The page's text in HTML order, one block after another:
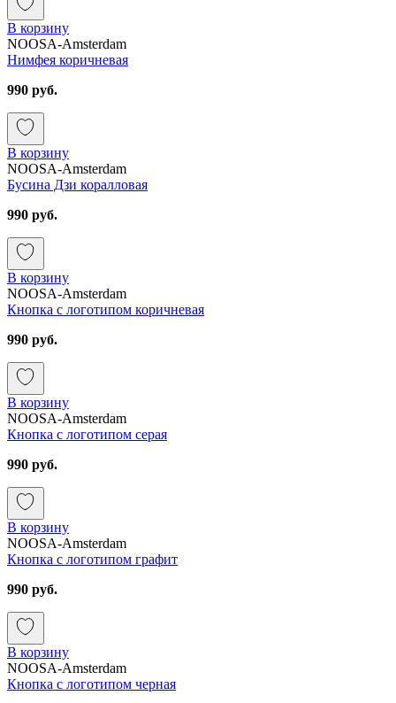
В корзину
NOOSA-Amsterdam
Нимфея коричневая
990 руб.
В корзину
NOOSA-Amsterdam
Бусина Дзи коралловая
990 руб.
В корзину
NOOSA-Amsterdam
Кнопка с логотипом коричневая
990 руб.
В корзину
NOOSA-Amsterdam
Кнопка с логотипом серая
990 руб.
В корзину
NOOSA-Amsterdam
Кнопка с логотипом графит
990 руб.
В корзину
NOOSA-Amsterdam
Кнопка с логотипом черная